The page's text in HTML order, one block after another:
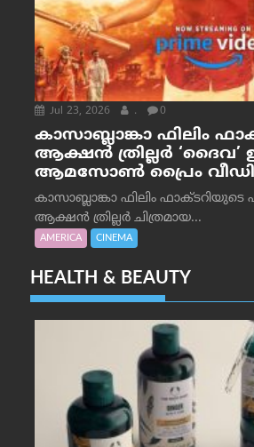
Jul 23, 2026 . 0
കാസാബ്ലാങ്കാ ഫിലിം
ആക്ഷൻ ത്രില്ലർ ‘ദൈവ’
ആമസോൺ പ്രൈം
കാസാബ്ലാങ്കാ ഫിലിം
ആക്ഷൻ ത്രില്ലർ ചിത്രമായ...
AMERICA CINEMA
HEALTH & BEAUTY